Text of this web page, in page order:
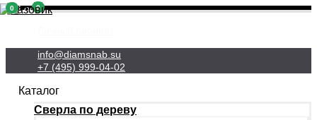
info@diamsnab.su
+7 (495) 999-04-02
0
Каталог
Сверла по дереву
0